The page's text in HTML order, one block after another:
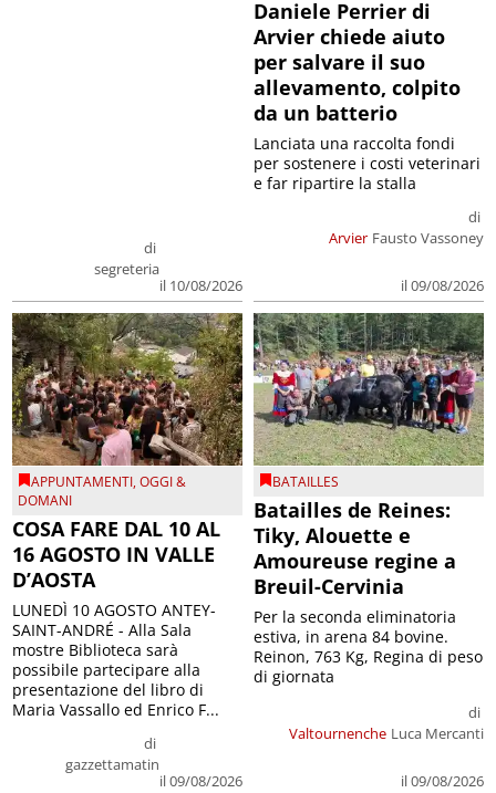
di
segreteria
il 10/08/2026
Daniele Perrier di
Arvier chiede aiuto
per salvare il suo
allevamento, colpito
da un batterio
Arvier
di
Fausto Vassoney
il 09/08/2026
Lanciata una raccolta fondi
per sostenere i costi veterinari
e far ripartire la stalla
APPUNTAMENTI,OGGI &
DOMANI
COSA FARE DAL 10 AL
16 AGOSTO IN VALLE
D’AOSTA
di
gazzettamatin
il 09/08/2026
LUNEDÌ 10 AGOSTO ANTEY-
SAINT-ANDRÉ - Alla Sala
mostre Biblioteca sarà
possibile partecipare alla
presentazione del libro di
Maria Vassallo ed Enrico F...
BATAILLES
Batailles de Reines:
Tiky, Alouette e
Amoureuse regine a
Breuil-Cervinia
Valtournenche
di
Luca Mercanti
il 09/08/2026
Per la seconda eliminatoria
estiva, in arena 84 bovine.
Reinon, 763 Kg, Regina di peso
di giornata